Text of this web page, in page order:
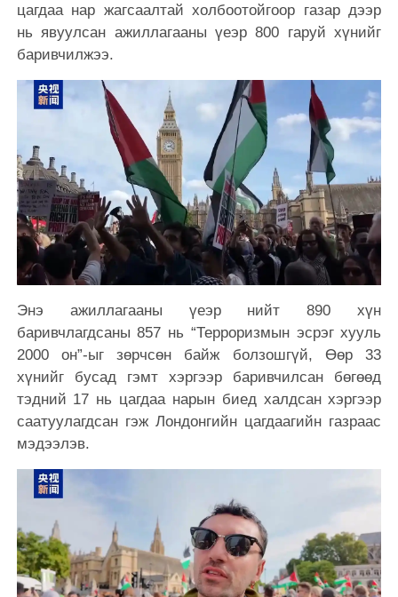
цагдаа нар жагсаалтай холбоотойгоор газар дээр
нь явуулсан ажиллагааны үеэр 800 гаруй хүнийг
баривчилжээ.
Энэ ажиллагааны үеэр нийт 890 хүн
баривчлагдсаны 857 нь “Терроризмын эсрэг хууль
2000 он”-ыг зөрчсөн байж болзошгүй, Өөр 33
хүнийг бусад гэмт хэргээр баривчилсан бөгөөд
тэдний 17 нь цагдаа нарын биед халдсан хэргээр
саатуулагдсан гэж Лондонгийн цагдаагийн газраас
мэдээлэв.